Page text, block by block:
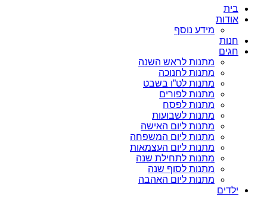
בית
אודות
מידע נוסף
חנות
חגים
מתנות לראש השנה
מתנות לחנוכה
מתנות לט”ו בשבט
מתנות לפורים
מתנות לפסח
מתנות לשבועות
מתנות ליום האישה
מתנות ליום המשפחה
מתנות ליום העצמאות
מתנות לתחילת שנה
מתנות לסוף שנה
מתנות ליום האהבה
ילדים